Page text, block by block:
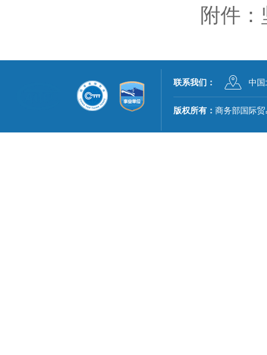
附件：
联系我们： 中国
版权所有： 商务部国际